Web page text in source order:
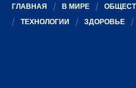
ГЛАВНАЯ В МИРЕ
ТЕХНОЛОГИИ
ЗДОРОВЬЕ